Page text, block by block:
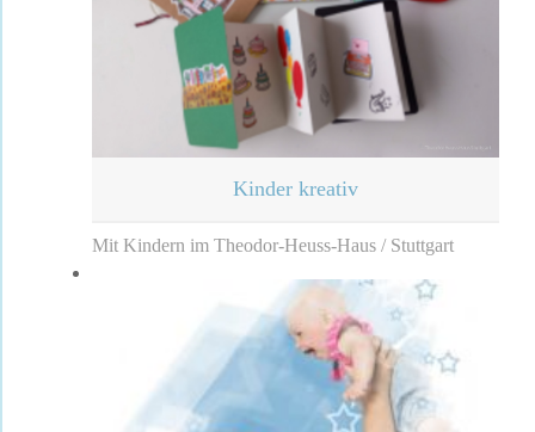
Kinder kreativ
Mit Kindern im Theodor-Heuss-Haus / Stuttgart